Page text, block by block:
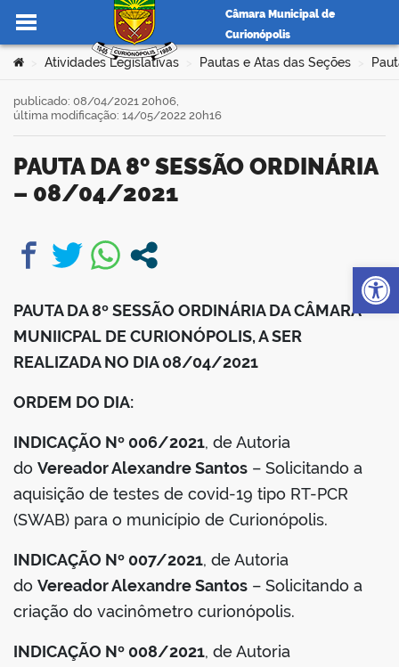
Ir para o conteúdo
Câmara Municipal de
Curionópolis
portal
Você está aqui:
Atividades Legislativas Pautas e Atas das Seções
PAUTA DA 8º SESSÃO ORDINÁRIA
– 08/04/2021
publicado: 08/04/2021 20h06,
última modificação: 14/05/2022 20h16
PAUTA DA 8º SESSÃO ORDINÁRIA DA CÂMARA
MUNIICPAL DE CURIONÓPOLIS, A SER
REALIZADA NO DIA 08/04/2021
ORDEM DO DIA:
INDICAÇÃO Nº 006/2021, de Autoria
do Vereador Alexandre Santos – Solicitando a
aquisição de testes de covid-19 tipo RT-PCR
(SWAB) para o município de Curionópolis.
INDICAÇÃO Nº 007/2021, de Autoria
do Vereador Alexandre Santos – Solicitando a
criação do vacinômetro curionópolis.
INDICAÇÃO Nº 008/2021, de Autoria